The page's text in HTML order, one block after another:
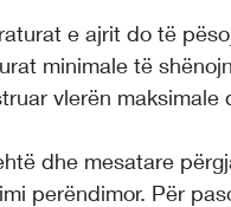
e ajrit do të
minimale të
vlerën maksimale
dhe mesatare
perëndimor. Për